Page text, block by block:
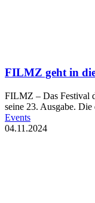
FILMZ geht in
FILMZ – Das Festival
seine 23. Ausgabe.
Events
04.11.2024